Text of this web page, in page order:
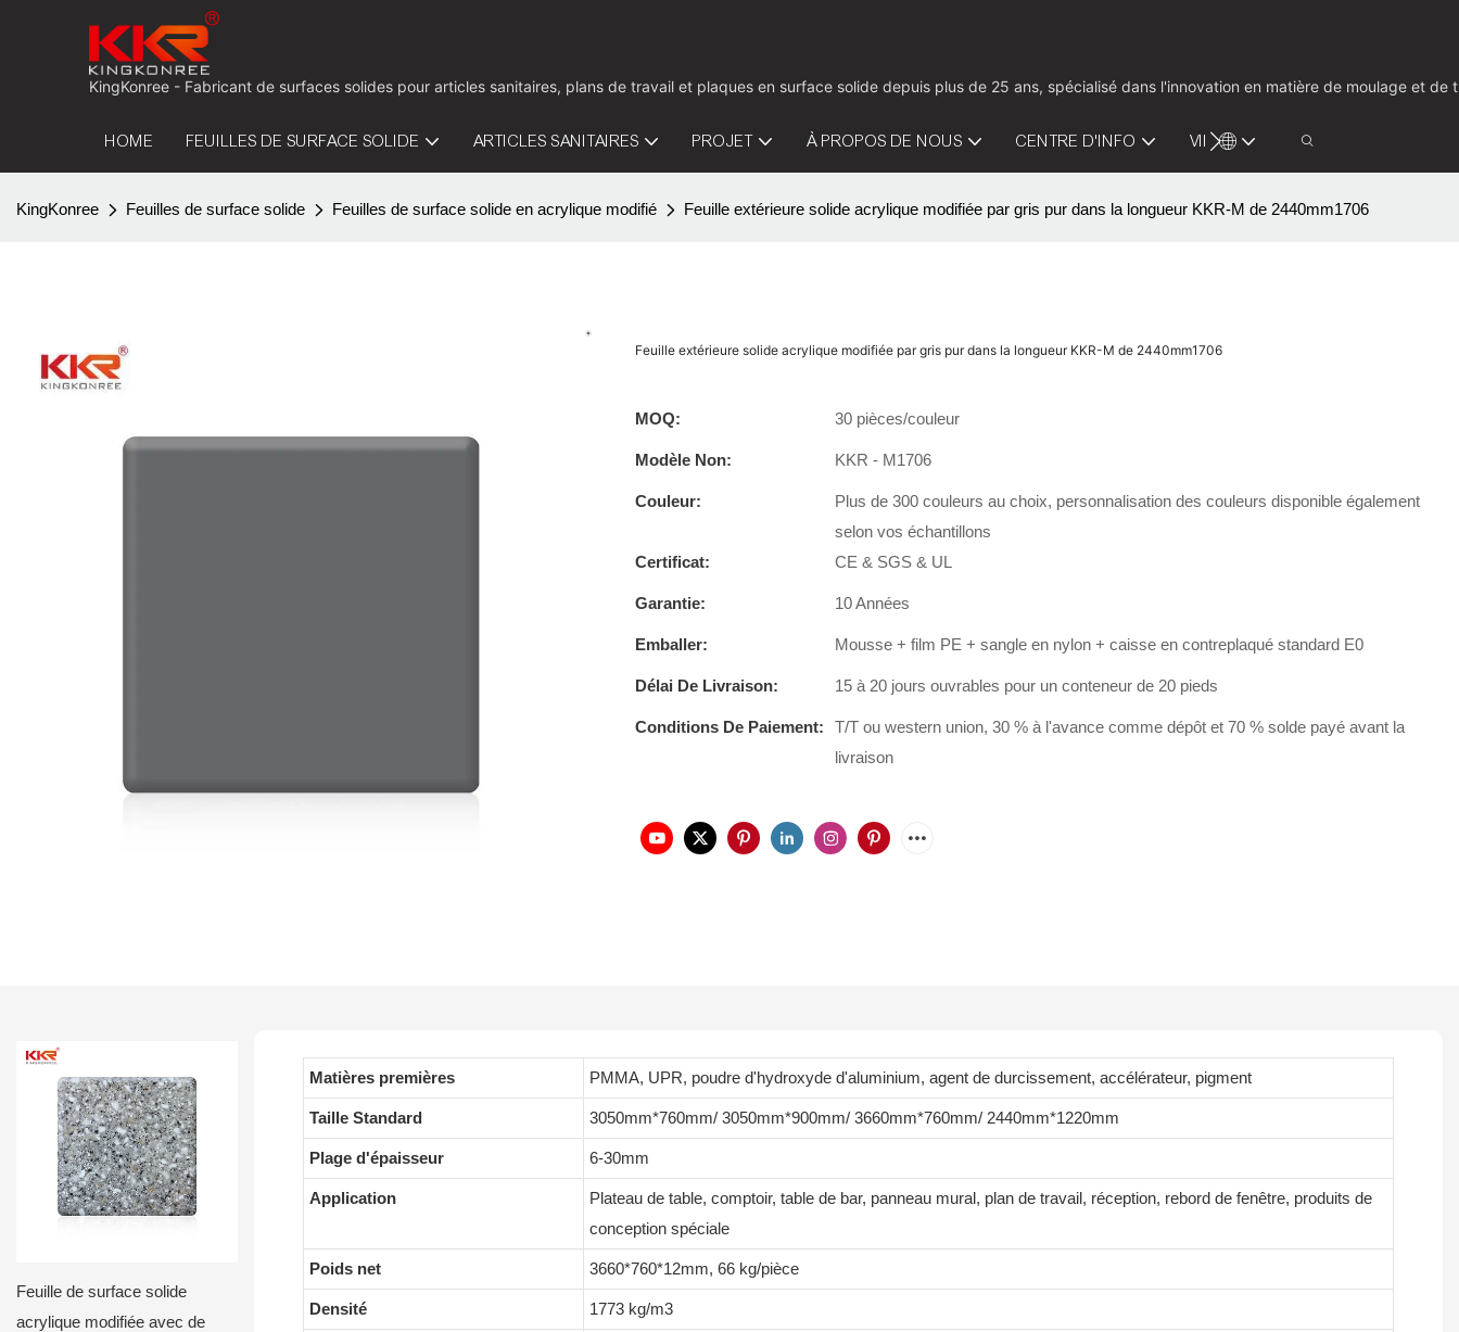
KingKonree - Fabricant de surfaces solides pour articles sanitaires, plans de travail et plaques en surface solide depuis plus de 25 ans, spécialisé dans l'innovation en matière de moulage et de
HOME FEUILLES DE SURFACE SOLIDE ARTICLES SANITAIRES PROJET À PROPOS DE NOUS CENTRE D'INFO VIDÉO CONTACTEZ-NOUS
KingKonree Feuilles de surface solide Feuilles de surface solide en acrylique modifié Feuille extérieure solide acrylique modifiée par gris pur dans la longueur KKR-M de 2440mm1706
Feuille extérieure solide acrylique modifiée par gris pur dans la longueur KKR-M de 2440mm1706
MOQ: 30 pièces/couleur
Modèle Non: KKR - M1706
Couleur:
Plus de 300 couleurs au choix, personnalisation des couleurs disponible également
selon vos échantillons
Certificat:
CE & SGS & UL
Garantie: 10 Années
Emballer: Mousse + film PE + sangle en nylon + caisse en contreplaqué standard E0
Délai De Livraison: 15 à 20 jours ouvrables pour un conteneur de 20 pieds
Conditions De Paiement:
T/T ou western union, 30 % à l'avance comme dépôt et 70 % solde payé avant la
livraison
Feuille de surface solide
acrylique modifiée avec de
Matières premières PMMA, UPR, poudre d'hydroxyde d'aluminium, agent de durcissement, accélérateur, pigment
Taille Standard 3050mm*760mm/ 3050mm*900mm/ 3660mm*760mm/ 2440mm*1220mm
Plage d'épaisseur 6-30mm
Application
Plateau de table, comptoir, table de bar, panneau mural, plan de travail, réception, rebord de fenêtre, produits de
conception spéciale
Poids net 3660*760*12mm, 66 kg/pièce
Densité 1773 kg/m3